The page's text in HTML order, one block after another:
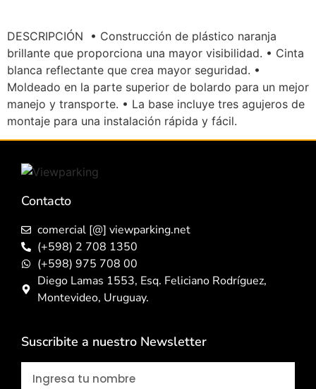
DESCRIPCIÓN • Construcción de plástico naranja
brillante que proporciona una mayor visibilidad. • Cinta
blanca reflectante que crea mayor seguridad. •
Moldeado en la parte superior de bolardo para un mejor
manejo y transporte. • La base incluye tres agujeros de
montaje para una instalación rápida y fácil.
Contacto
comercial [@] viewparking.net
(+598) 2 708 1350
(+598) 975 708 00
Diego Lamas 1553, Esq. Feliciano Rodríguez,
Montevideo, Uruguay.
Suscribite a nuestro Newsletter